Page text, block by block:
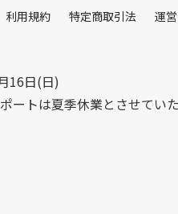
利用規約 特定商取引法 運
16日(日)
ートは夏季休業とさせていた